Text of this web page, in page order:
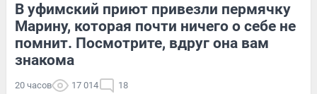
В уфимский приют привезли пермячку
Марину, которая почти ничего о себе не
помнит. Посмотрите, вдруг она вам
знакома
20 часов 17 014 18